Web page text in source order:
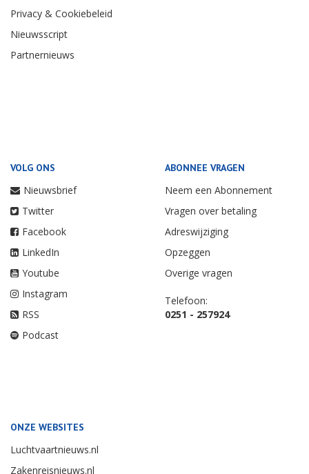
Privacy & Cookiebeleid
Nieuwsscript
Partnernieuws
VOLG ONS
Nieuwsbrief
Twitter
Facebook
LinkedIn
Youtube
Instagram
RSS
Podcast
ABONNEE VRAGEN
Neem een Abonnement
Vragen over betaling
Adreswijziging
Opzeggen
Overige vragen
Telefoon:
0251 - 257924
ONZE WEBSITES
Luchtvaartnieuws.nl
Zakenreisnieuws.nl